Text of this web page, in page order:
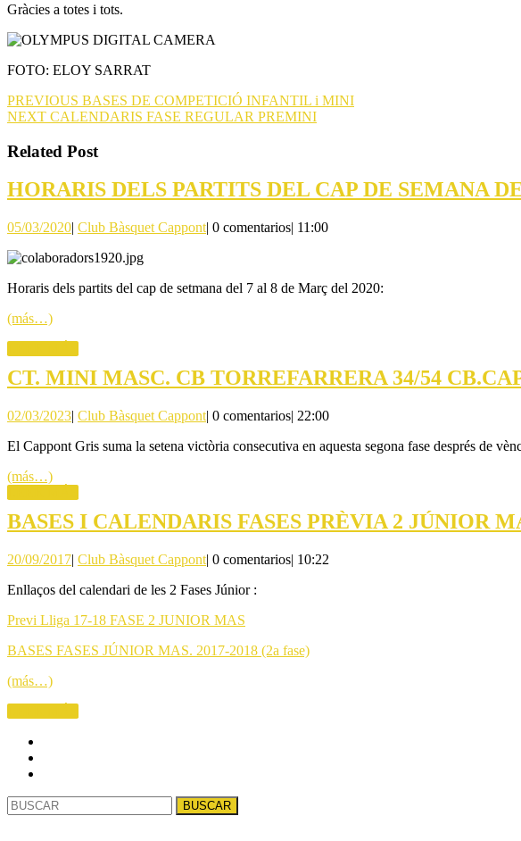
Gràcies a totes i tots.
FOTO: ELOY SARRAT
Navegación
de
entradas
PREVIOUS Entrada
anterior:
BASES DE COMPETICIÓ INFANTIL i MINI
NEXT Siguiente
CALENDARIS FASE REGULAR PREMINI
Related Post
HORARIS DELS PARTITS DEL CAP DE SEMANA
05/03/202005/03/2020
| Club Bàsquet CappontClub
| 0 comentarios| 11:00
Horaris dels partits del cap de setmana del 7 al 8 de Març del 2020:
(más…)
LEER
CT. MINI MASC. CB TORREFARRERA 34/54
02/03/202302/03/2023
| Club Bàsquet CappontClub
Cappont
| 0 comentarios| 22:00
El Cappont Gris suma la setena victòria consecutiva en aquesta segona fase després de
(más…)
LEER
BASES I CALENDARIS FASES PRÈVIA 2 JÚNIOR
20/09/201720/09/2017
| Club Bàsquet CappontClub
Cappont
| 0 comentarios| 10:22
Enllaços del calendari de les 2 Fases Júnior :
Previ Lliga 17-18 FASE 2 JUNIOR MAS
BASES FASES JÚNIOR MAS. 2017-2018 (2a fase)
(más…)
LEER
Buscar: